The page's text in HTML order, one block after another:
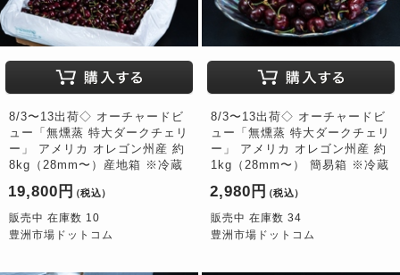
8/3〜13出荷◇ オーチャードビ
ュー「無燻蒸 特大ダークチェリ
ー」 アメリカ オレゴン州産 約
8kg（28mm〜）産地箱 ※冷蔵
19,800円 （税込）
販売中 在庫数 10
豊洲市場ドットコム
8/3〜13出荷◇ オーチャードビ
ュー「無燻蒸 特大ダークチェリ
ー」 アメリカ オレゴン州産 約
1kg（28mm〜） 簡易箱 ※冷蔵
2,980円 （税込）
販売中 在庫数 34
豊洲市場ドットコム